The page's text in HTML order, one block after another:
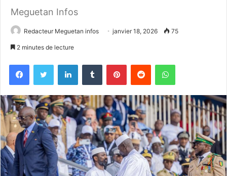
Meguetan Infos
Redacteur Meguetan infos janvier 18, 2026 75
2 minutes de lecture